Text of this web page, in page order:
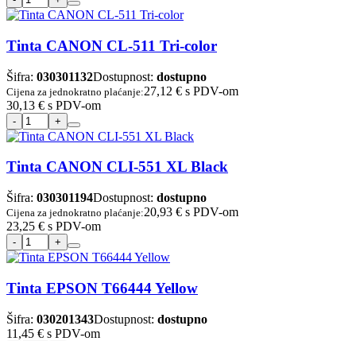
Tinta CANON CL-511 Tri-color
Šifra: 030301132Dostupnost: dostupno
Cijena za jednokratno plaćanje:27,12 € s PDV-om
30,13 € s PDV-om
Tinta CANON CLI-551 XL Black
Šifra: 030301194Dostupnost: dostupno
Cijena za jednokratno plaćanje:20,93 € s PDV-om
23,25 € s PDV-om
Tinta EPSON T66444 Yellow
Šifra: 030201343Dostupnost: dostupno
11,45 € s PDV-om